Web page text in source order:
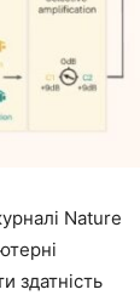
Nature
здатність